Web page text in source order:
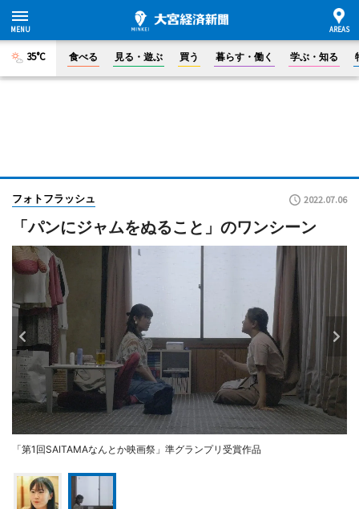
35°C 食べる 見る・遊ぶ 買う 暮らす・働く 学ぶ・知る
フォトフラッシュ 2022.07.06
「パンにジャムをぬること」のワンシーン
「第1回SAITAMAなんとか映画祭」準グランプリ受賞作品